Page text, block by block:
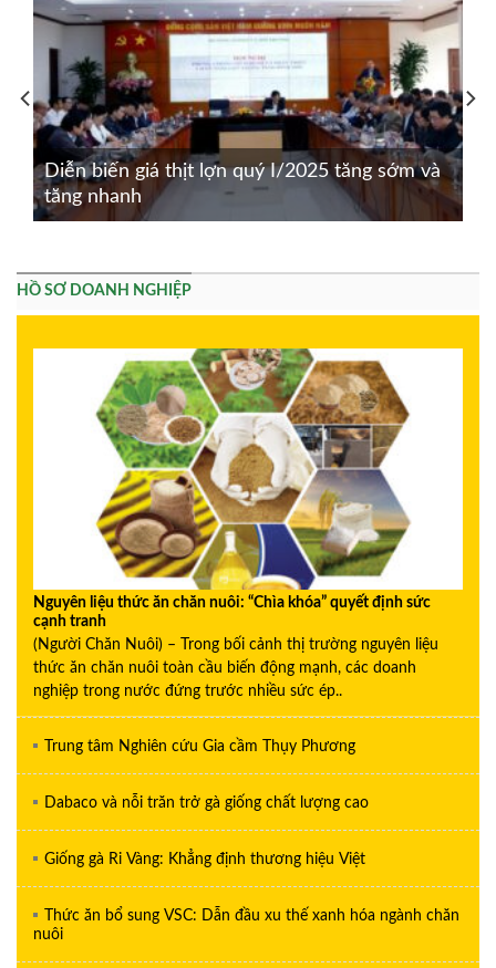
Diễn biến giá thịt lợn quý I/2025 tăng sớm và
tăng nhanh
HỒ SƠ DOANH NGHIỆP
Nguyên liệu thức ăn chăn nuôi: “Chìa khóa” quyết định sức
cạnh tranh
(Người Chăn Nuôi) – Trong bối cảnh thị trường nguyên liệu
thức ăn chăn nuôi toàn cầu biến động mạnh, các doanh
nghiệp trong nước đứng trước nhiều sức ép..
Trung tâm Nghiên cứu Gia cầm Thụy Phương
Dabaco và nỗi trăn trở gà giống chất lượng cao
Giống gà Ri Vàng: Khẳng định thương hiệu Việt
Thức ăn bổ sung VSC: Dẫn đầu xu thế xanh hóa ngành chăn
nuôi